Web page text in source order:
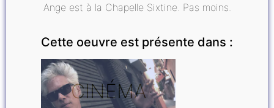
Ange est à la Chapelle Sixtine. Pas moins.
Cette oeuvre est présente dans :
CINÉMA